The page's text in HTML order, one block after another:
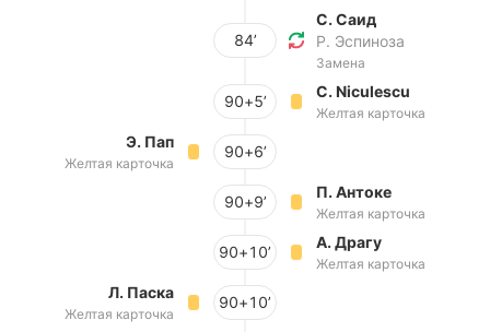
84’
С. Саид
Р. Эспиноза
Замена
90+5’
C. Niculescu
Желтая карточка
Э. Пап
Желтая карточка
90+6’
90+9’
П. Антоке
Желтая карточка
90+10’
А. Драгу
Желтая карточка
Л. Паска
Желтая карточка
90+10’